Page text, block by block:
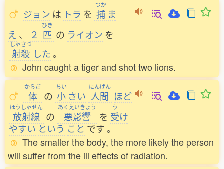
ジョン は トラ を
つか
捕 ま
え 、 ２
ひき
匹 の ライオン を
しゃさつ
射殺 した 。
John caught a tiger and shot two lions.
からだ
体 の
ちい
小 さい
にんげん
人間 ほど
ほうしゃせん
放射線 の
あくえいきょう
悪影響 を
う
受け
やすい ということです。
The smaller the body, the more likely the person
will suffer from the ill effects of radiation.